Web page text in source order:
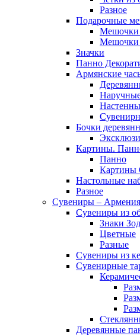
Разное
Подарочные
Мешочки
Мешочки
Значки
Панно
Армянские
Бочки
Картины.
Панно
Картины
Настольные
Разное
Сувениры – Армения
Сувениры из
Знаки
Цветные
Разные
Сувениры из
Сувенирные
Деревянные